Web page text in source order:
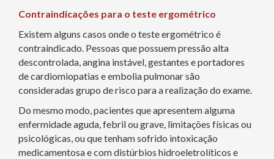
Contraindicações para o teste ergométrico
Existem alguns casos onde o teste ergométrico é
contraindicado. Pessoas que possuem pressão alta
descontrolada, angina instável, gestantes e portadores
de cardiomiopatias e embolia pulmonar são
consideradas grupo de risco para a realização do exame.
Do mesmo modo, pacientes que apresentem alguma
enfermidade aguda, febril ou grave, limitações físicas ou
psicológicas, ou que tenham sofrido intoxicação
medicamentosa e com distúrbios hidroeletrolíticos e